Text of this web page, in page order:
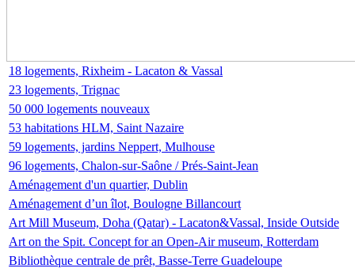
18 logements, Rixheim - Lacaton & Vassal
23 logements, Trignac
50 000 logements nouveaux
53 habitations HLM, Saint Nazaire
59 logements, jardins Neppert, Mulhouse
96 logements, Chalon-sur-Saône / Prés-Saint-Jean
Aménagement d'un quartier, Dublin
Aménagement d’un îlot, Boulogne Billancourt
Art Mill Museum, Doha (Qatar) - Lacaton&Vassal, Inside Outside
Art on the Spit. Concept for an Open-Air museum, Rotterdam
Bibliothèque centrale de prêt, Basse-Terre Guadeloupe